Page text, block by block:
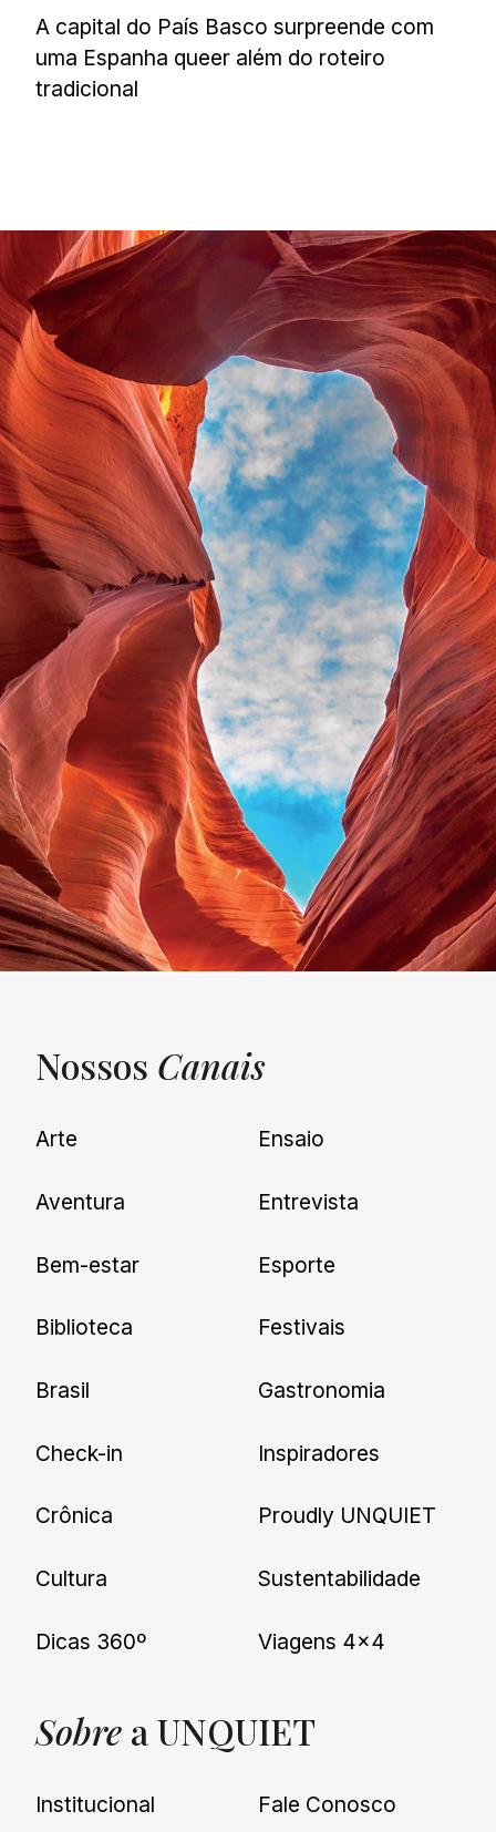
A capital do País Basco surpreende com
uma Espanha queer além do roteiro
tradicional
UNQUIET
Newsletter
nossas novidades.
Nossos Canais
Arte
Aventura
Bem-estar
Biblioteca
Brasil
Check-in
Crônica
Cultura
Dicas 360º
Ensaio
Entrevista
Esporte
Festivais
Gastronomia
Inspiradores
Proudly UNQUIET
Sustentabilidade
Viagens 4×4
Sobre a UNQUIET
Institucional Fale Conosco